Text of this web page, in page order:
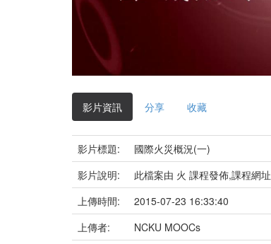
影片資訊 分享 收藏
影片標題:
國際火災概況(一)
影片說明:
此檔案由 火 課程發佈,課程網址
上傳時間:
2015-07-23 16:33:40
上傳者:
NCKU MOOCs